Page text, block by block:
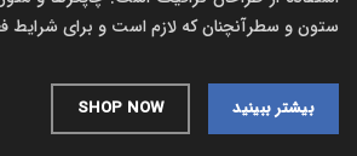
ستون و سطرآنچنان که لازم است و برای شرایط
بیشتر ببینید SHOP NOW